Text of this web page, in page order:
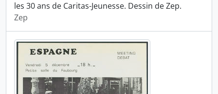
les 30 ans de Caritas-Jeunesse. Dessin de Zep.
Zep